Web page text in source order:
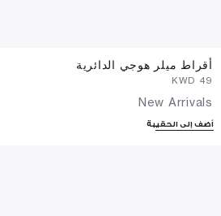
أقراط ميلر هوجي الدائرية
New Arrivals
أضف إلى الحقيبة